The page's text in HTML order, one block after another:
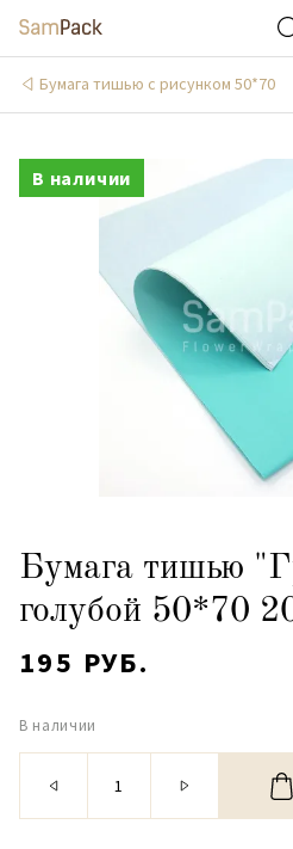
Бумага тишью с рисунком 50*70
В наличии
Бумага тишью
голубой 50*70
195 РУБ.
В наличии